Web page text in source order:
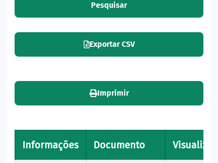
Pesquisar
Exportar CSV
Imprimir
Informações Documento Visualizar